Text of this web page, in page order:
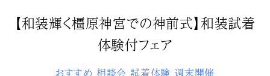
【和装輝く橿原神宮での神前式】和装試着
体験付フェア
おすすめ 相談会 試着体験 週末開催